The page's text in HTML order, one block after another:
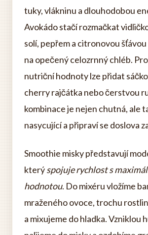
tuky, vlákninu a dlouhodobou
Avokádo stačí rozmačkat
solí, pepřem a citronovou šťávou
na opečený celozrnný chléb.
nutriční hodnoty lze přidat
cherry rajčátka nebo čerstvou
kombinace je nejen chutná, ale
nasycující a připraví se doslova
Smoothie misky představují
kterýspojuje rychlost s
hodnotou. Do mixéru vložíme
mraženého ovoce, trochu
a mixujeme do hladka. Vzniklou